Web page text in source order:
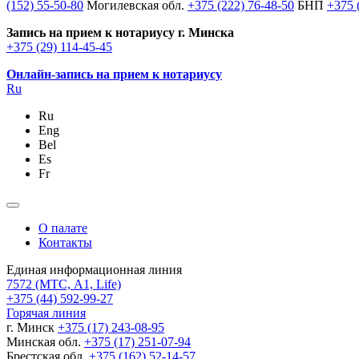
(152) 55-50-80 Могилевская обл. +375 (222) 76-48-50 БНП +375
Запись на прием к нотариусу г. Минска
+375 (29) 114-45-45
Онлайн-запись на прием к нотариусу
Ru
Ru
Eng
Bel
Es
Fr
О палате
Контакты
Единая информационная линия
7572 (МТС, A1, Life)
+375 (44) 592-99-27
Горячая линия
г. Минск +375 (17) 243-08-95
Минская обл. +375 (17) 251-07-94
Брестская обл. +375 (162) 52-14-57